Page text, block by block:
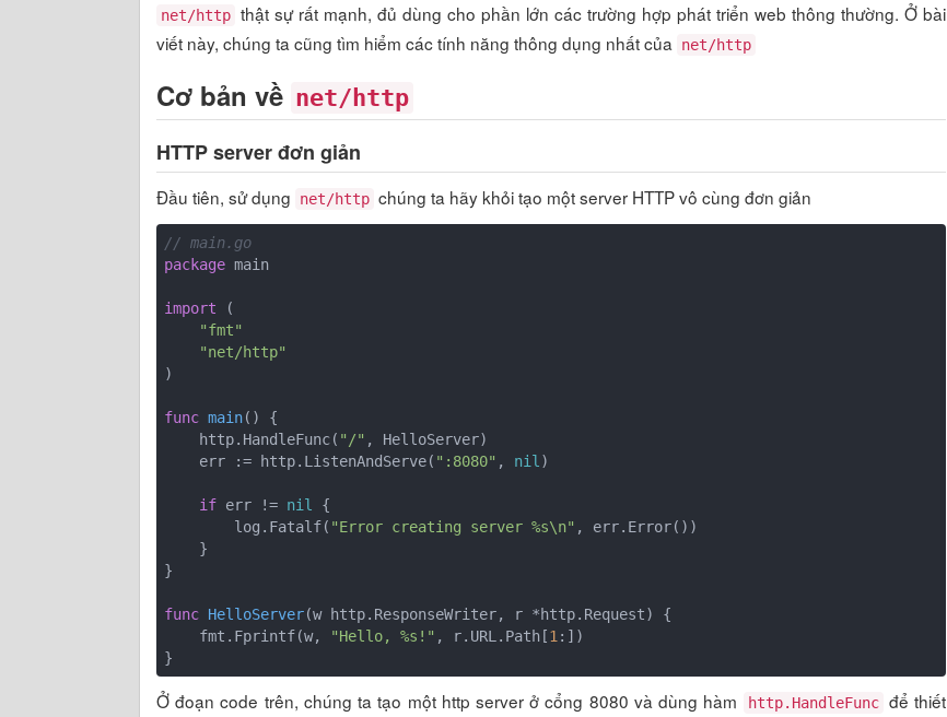
net/http thật sự rất mạnh, đủ dùng cho phần lớn các trường hợp phát triển web thông thường. Ở bài
viết này, chúng ta cũng tìm hiểm các tính năng thông dụng nhất của
net/http
Cơ bản về net/http
HTTP server đơn giản
Đầu tiên, sử dụng net/http chúng ta hãy khỏi tạo một server HTTP vô cùng đơn giản
// main.go
package main
import (
"fmt"
"net/http"
)
func main()
{
    http.HandleFunc(
"/" , HelloServer)
    err := http.ListenAndServe(
":8080" , nil )
if err != nil
{
        log.Fatalf(
"Error creating server %s\n" , err.Error())
}
func HelloServer(w http.ResponseWriter, r *http.Request)
{
    fmt.Fprintf(w,
"Hello, %s!" , r.URL.Path[1 :])
Ở đoạn code trên, chúng ta tạo một http server ở cổng 8080 và dùng hàm http.HandleFunc để thiết